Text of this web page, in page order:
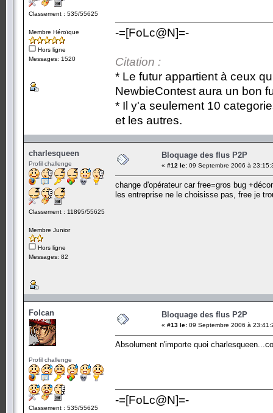
Classement : 535/55625
Membre Héroïque
Hors ligne
Messages: 1520
-=[FoLc@N]=-
Citation :
* Le futur appartient à ceux
NewbieContest aura un bon
* Il y'a seulement 10
et les autres.
charlesqueen
Profil challenge
Classement : 11895/55625
Membre Junior
Hors ligne
Messages: 82
Bloquage des flus P2P
« #12 le: 09 Septembre 2006 à
change d'opérateur car free=gros bug
les entreprise ne le choisisse pas, free je
Folcan
Profil challenge
Classement : 535/55625
Bloquage des flus P2P
« #13 le: 09 Septembre 2006 à
Absolument n'importe quoi
-=[FoLc@N]=-